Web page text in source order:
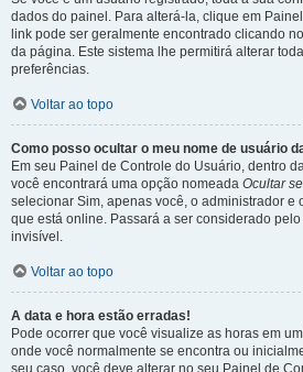
dados do painel. Para alterá-la, clique em
link pode ser geralmente encontrado clicando
da página. Este sistema lhe permitirá alterar
preferências.
Voltar ao topo
Como posso ocultar o meu nome de usuário
Em seu Painel de Controle do Usuário, dentro
você encontrará uma opção nomeada Ocultar
selecionar Sim, apenas você, o administrador e
que está online. Passará a ser considerado
invisível.
Voltar ao topo
A data e hora estão erradas!
Pode ocorrer que você visualize as horas em
onde você normalmente se encontra ou
seu caso, você deve alterar no seu Painel de